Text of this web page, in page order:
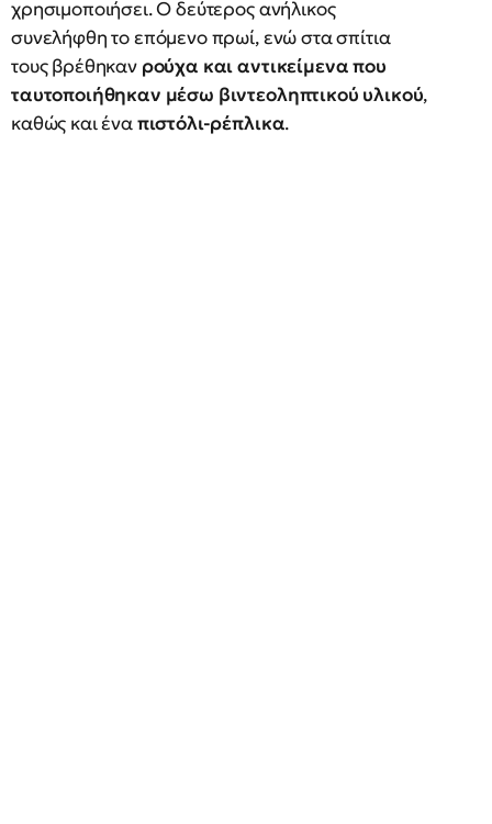
χρησιμοποιήσει. Ο δεύτερος ανήλικος
συνελήφθη το επόμενο πρωί, ενώ στα σπίτια
τους βρέθηκαν ρούχα και αντικείμενα που
ταυτοποιήθηκαν μέσω βιντεοληπτικού υλικού,
καθώς και έναπιστόλι-ρέπλικα.